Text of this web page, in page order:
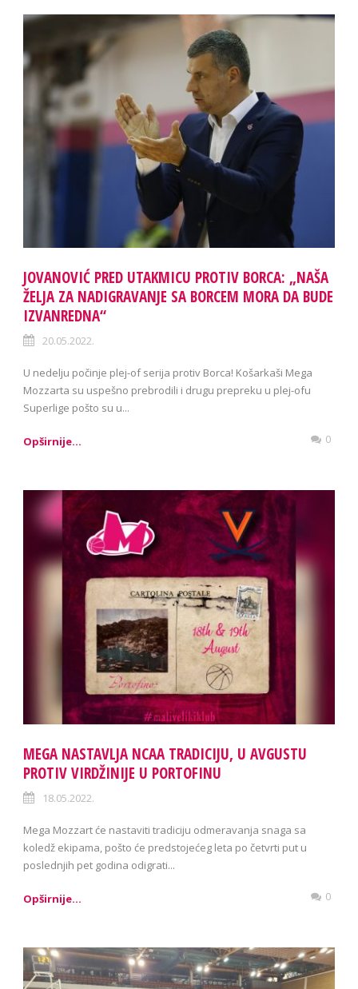
JOVANOVIĆ PRED UTAKMICU PROTIV BORCA: „NAŠA
ŽELJA ZA NADIGRAVANJE SA BORCEM MORA DA BUDE
IZVANREDNA“
20.05.2022.
U nedelju počinje plej-of serija protiv Borca! Košarkaši Mega
Mozzarta su uspešno prebrodili i drugu prepreku u plej-ofu
Superlige pošto su u...
Opširnije... 0
MEGA NASTAVLJA NCAA TRADICIJU, U AVGUSTU
PROTIV VIRDŽINIJE U PORTOFINU
18.05.2022.
Mega Mozzart će nastaviti tradiciju odmeravanja snaga sa
koledž ekipama, pošto će predstojećeg leta po četvrti put u
poslednjih pet godina odigrati...
Opširnije... 0